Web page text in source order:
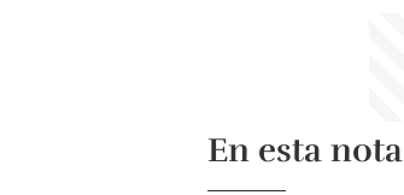
En esta nota